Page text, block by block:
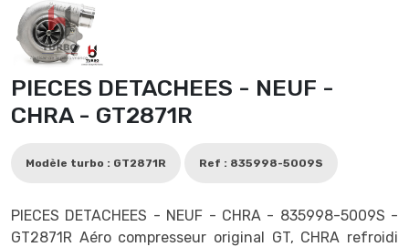
PIECES DETACHEES - NEUF -
CHRA - GT2871R
Modèle turbo : GT2871R Ref : 835998-5009S
PIECES DETACHEES - NEUF - CHRA - 835998-5009S -
GT2871R Aéro compresseur original GT, CHRA refroidi